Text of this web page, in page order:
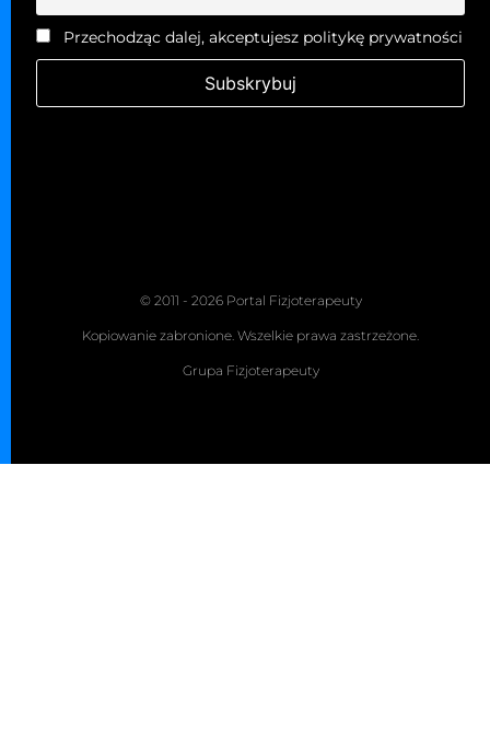
Przechodząc dalej, akceptujesz politykę prywatności
© 2011 - 2026 Portal Fizjoterapeuty
Kopiowanie zabronione. Wszelkie prawa zastrzeżone.
Grupa Fizjoterapeuty